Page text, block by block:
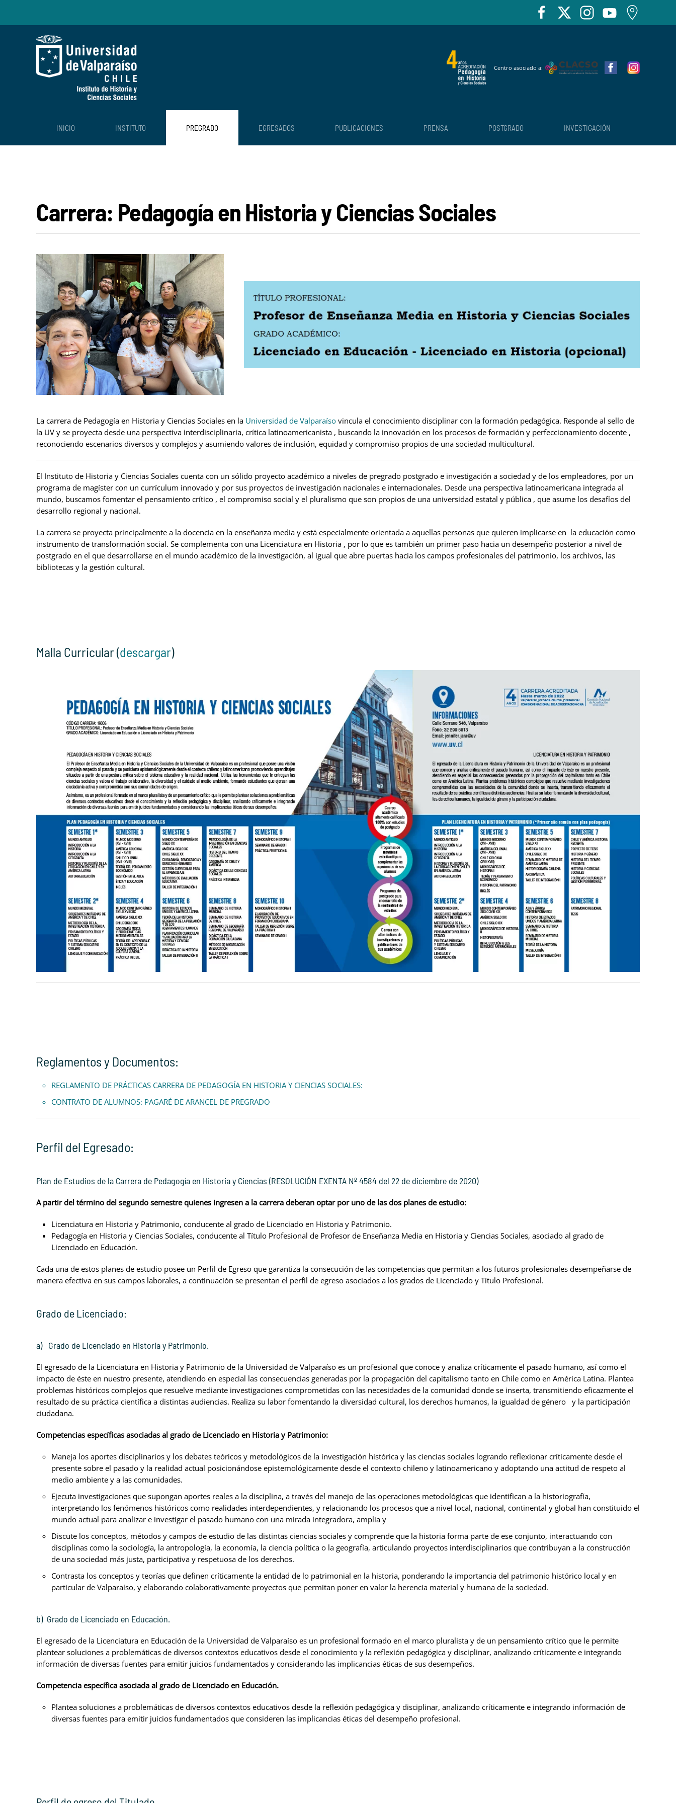
Skip to main content
Centro asociado a:
INICIO INSTITUTO PREGRADO EGRESADOS PUBLICACIONES PRENSA POSTGRADO INVESTIGACIÓN
Carrera: Pedagogía en Historia y Ciencias Sociales
La carrera de Pedagogía en Historia y Ciencias Sociales en la Universidad de Valparaíso vincula el conocimiento disciplinar con la formación pedagógica. Responde al sello de
la UV y se proyecta desde una perspectiva interdisciplinaria, crítica latinoamericanista , buscando la innovación en los procesos de formación y perfeccionamiento docente ,
reconociendo escenarios diversos y complejos y asumiendo valores de inclusión, equidad y compromiso propios de una sociedad multicultural.
El Instituto de Historia y Ciencias Sociales cuenta con un sólido proyecto académico a niveles de pregrado postgrado e investigación a sociedad y de los empleadores, por un
programa de magíster con un currículum innovado y por sus proyectos de investigación nacionales e internacionales. Desde una perspectiva latinoamericana integrada al
mundo, buscamos fomentar el pensamiento crítico , el compromiso social y el pluralismo que son propios de una universidad estatal y pública , que asume los desafíos del
desarrollo regional y nacional.
La carrera se proyecta principalmente a la docencia en la enseñanza media y está especialmente orientada a aquellas personas que quieren implicarse en la educación como
instrumento de transformación social. Se complementa con una Licenciatura en Historia , por lo que es también un primer paso hacia un desempeño posterior a nivel de
postgrado en el que desarrollarse en el mundo académico de la investigación, al igual que abre puertas hacia los campos profesionales del patrimonio, los archivos, las
bibliotecas y la gestión cultural.
Malla Curricular (descargar)
Reglamentos y Documentos:
REGLAMENTO DE PRÁCTICAS CARRERA DE PEDAGOGÍA EN HISTORIA Y CIENCIAS SOCIALES:
CONTRATO DE ALUMNOS: PAGARÉ DE ARANCEL DE PREGRADO
Perfil del Egresado:
Plan de Estudios de la Carrera de Pedagogía en Historia y Ciencias (RESOLUCIÓN EXENTA Nº 4584 del 22 de diciembre de 2020)
A partir del término del segundo semestre quienes ingresen a la carrera deberan optar por uno de las dos planes de estudio:
Licenciatura en Historia y Patrimonio, conducente al grado de Licenciado en Historia y Patrimonio.
Pedagogía en Historia y Ciencias Sociales, conducente al Título Profesional de Profesor de Enseñanza Media en Historia y Ciencias Sociales, asociado al grado de
Licenciado en Educación.
Cada una de estos planes de estudio posee un Perfil de Egreso que garantiza la consecución de las competencias que permitan a los futuros profesionales desempeñarse de
manera efectiva en sus campos laborales, a continuación se presentan el perfil de egreso asociados a los grados de Licenciado y Título Profesional.
Grado de Licenciado:
a) Grado de Licenciado en Historia y Patrimonio.
El egresado de la Licenciatura en Historia y Patrimonio de la Universidad de Valparaíso es un profesional que conoce y analiza críticamente el pasado humano, así como el
impacto de éste en nuestro presente, atendiendo en especial las consecuencias generadas por la propagación del capitalismo tanto en Chile como en América Latina. Plantea
problemas históricos complejos que resuelve mediante investigaciones comprometidas con las necesidades de la comunidad donde se inserta, transmitiendo eficazmente el
resultado de su práctica científica a distintas audiencias. Realiza su labor fomentando la diversidad cultural, los derechos humanos, la igualdad de género y la participación
ciudadana.
Competencias específicas asociadas al grado de Licenciado en Historia y Patrimonio:
Maneja los aportes disciplinarios y los debates teóricos y metodológicos de la investigación histórica y las ciencias sociales logrando reflexionar críticamente desde el
presente sobre el pasado y la realidad actual posicionándose epistemológicamente desde el contexto chileno y latinoamericano y adoptando una actitud de respeto al
medio ambiente y a las comunidades.
Ejecuta investigaciones que supongan aportes reales a la disciplina, a través del manejo de las operaciones metodológicas que identifican a la historiografía,
interpretando los fenómenos históricos como realidades interdependientes, y relacionando los procesos que a nivel local, nacional, continental y global han constituido el
mundo actual para analizar e investigar el pasado humano con una mirada integradora, amplia y
Discute los conceptos, métodos y campos de estudio de las distintas ciencias sociales y comprende que la historia forma parte de ese conjunto, interactuando con
disciplinas como la sociología, la antropología, la economía, la ciencia política o la geografía, articulando proyectos interdisciplinarios que contribuyan a la construcción
de una sociedad más justa, participativa y respetuosa de los derechos.
Contrasta los conceptos y teorías que definen críticamente la entidad de lo patrimonial en la historia, ponderando la importancia del patrimonio histórico local y en
particular de Valparaíso, y elaborando colaborativamente proyectos que permitan poner en valor la herencia material y humana de la sociedad.
b) Grado de Licenciado en Educación.
El egresado de la Licenciatura en Educación de la Universidad de Valparaíso es un profesional formado en el marco pluralista y de un pensamiento crítico que le permite
plantear soluciones a problemáticas de diversos contextos educativos desde el conocimiento y la reflexión pedagógica y disciplinar, analizando críticamente e integrando
información de diversas fuentes para emitir juicios fundamentados y considerando las implicancias éticas de sus desempeños.
Competencia específica asociada al grado de Licenciado en Educación.
Plantea soluciones a problemáticas de diversos contextos educativos desde la reflexión pedagógica y disciplinar, analizando críticamente e integrando información de
diversas fuentes para emitir juicios fundamentados que consideren las implicancias éticas del desempeño profesional.